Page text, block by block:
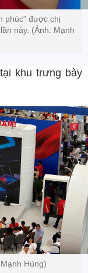
phúc" được chị
này. (Ảnh: Mạnh
khu trưng bày
Hùng)